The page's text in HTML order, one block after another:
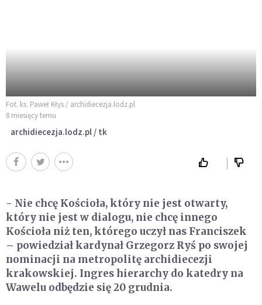
Fot. ks. Paweł Kłys / archidiecezja.lodz.pl
8 miesięcy temu
archidiecezja.lodz.pl / tk
- Nie chcę Kościoła, który nie jest otwarty,
który nie jest w dialogu, nie chcę innego
Kościoła niż ten, którego uczył nas Franciszek
– powiedział kardynał Grzegorz Ryś po swojej
nominacji na metropolitę archidiecezji
krakowskiej. Ingres hierarchy do katedry na
Wawelu odbędzie się 20 grudnia.